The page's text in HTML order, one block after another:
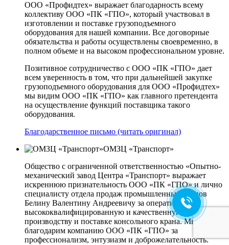
ООО «Профидтех» выражает благодарность всему
коллективу ООО «ПК «ГПО», который участвовал в
изготовлении и поставке грузоподъемного
оборудования для нашей компании. Все договорные
обязательства и работы осуществлены своевременно, в
полном объеме и на высоком профессиональном уровне.
Позитивное сотрудничество с ООО «ПК «ГПО» дает
всем уверенность в том, что при дальнейшей закупке
грузоподъемного оборудования для ООО «Профидтех»
мы видим ООО «ПК «ГПО» как главного претендента
на осуществление функций поставщика такого
оборудования.
Благодарственное письмо (читать оригинал)
ОМЗЦ «Транспорт»
Общество с ограниченной ответственностью «Опытно-
механический завод Центра «Транспорт» выражает
искреннюю признательность ООО «ПК «ГПО» и лично
специалисту отдела продаж промышленных кранов
Белину Валентину Андреевичу за оперативную,
высококвалифицированную и качественную работу по
производству и поставке консольного крана. Мы
благодарим компанию ООО «ПК «ГПО» за
профессионализм, энтузиазм и доброжелательность.